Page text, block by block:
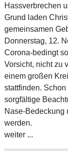
Hassverbrechen
Grund laden
gemeinsamen
Donnerstag, 12.
Corona-bedingt
Vorsicht, nicht zu
einem großen
stattfinden.
sorgfältige
Nase-Bedeckung
werden.
weiter ...